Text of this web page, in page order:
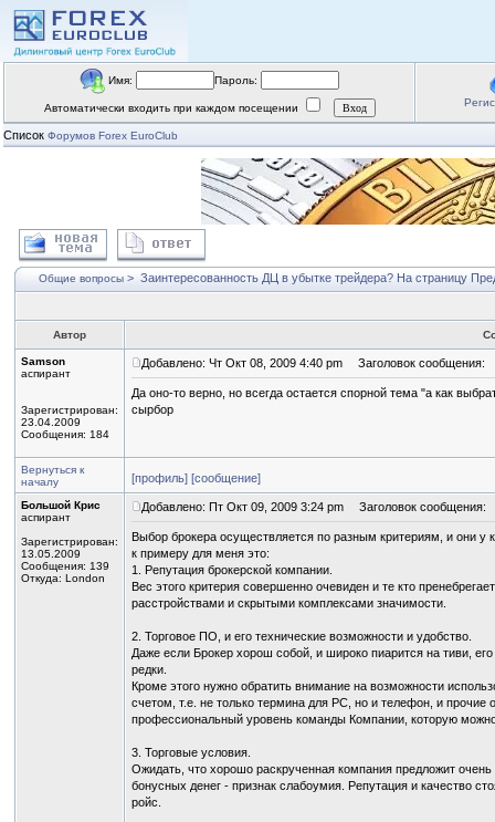
Имя: Пароль:
Автоматически входить при каждом посещении
Список Форумов Forex EuroClub
Общие вопросы > Заинтересованность ДЦ в убытке трейдера? На страницу
Автор
Samson
аспирант
Зарегистрирован:
23.04.2009
Сообщения: 184
Добавлено: Чт Окт 08, 2009 4:40 pm Заголовок сообщения:
Да оно-то верно, но всегда остается спорной тема "а как
сырбор
Вернуться к
началу
[профиль] [сообщение]
Большой Крис
аспирант
Зарегистрирован:
13.05.2009
Сообщения: 139
Откуда: London
Добавлено: Пт Окт 09, 2009 3:24 pm Заголовок сообщения:
Выбор брокера осуществляется по разным критериям, и они у
к примеру для меня это:
1. Репутация брокерской компании.
Вес этого критерия совершенно очевиден и те кто
расстройствами и скрытыми комплексами значимости.
2. Торговое ПО, и его технические возможности и удобство.
Даже если Брокер хорош собой, и широко пиарится на тиви,
редки.
Кроме этого нужно обратить внимание на возможности
счетом, т.е. не только термина для РС, но и телефон, и
профессиональный уровень команды Компании, которую
3. Торговые условия.
Ожидать, что хорошо раскрученная компания предложит
бонусных денег - признак слабоумия. Репутация и качество
ройс.